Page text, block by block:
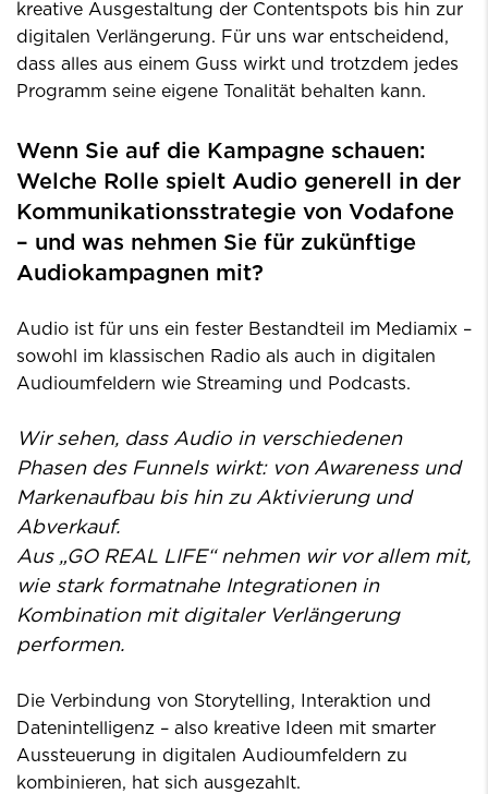
kreative Ausgestaltung der Contentspots bis hin zur
digitalen Verlängerung. Für uns war entscheidend,
dass alles aus einem Guss wirkt und trotzdem jedes
Programm seine eigene Tonalität behalten kann.
Wenn Sie auf die Kampagne schauen:
Welche Rolle spielt Audio generell in der
Kommunikationsstrategie von Vodafone
– und was nehmen Sie für zukünftige
Audiokampagnen mit?
Audio ist für uns ein fester Bestandteil im Mediamix –
sowohl im klassischen Radio als auch in digitalen
Audioumfeldern wie Streaming und Podcasts.
Wir sehen, dass Audio in verschiedenen
Phasen des Funnels wirkt: von Awareness und
Markenaufbau bis hin zu Aktivierung und
Abverkauf.
Aus „GO REAL LIFE“ nehmen wir vor allem mit,
wie stark formatnahe Integrationen in
Kombination mit digitaler Verlängerung
performen.
Die Verbindung von Storytelling, Interaktion und
Datenintelligenz – also kreative Ideen mit smarter
Aussteuerung in digitalen Audioumfeldern zu
kombinieren, hat sich ausgezahlt.